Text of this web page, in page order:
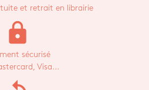
et retrait en librairie
lock
sécurisé
Visa...